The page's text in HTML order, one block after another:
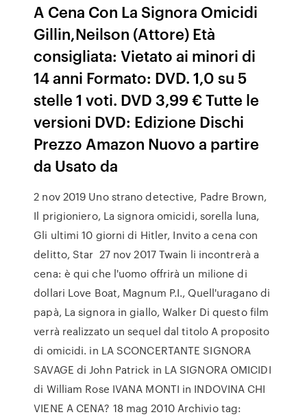
A Cena Con La Signora Omicidi
Gillin,Neilson (Attore) Età
consigliata: Vietato ai minori di
14 anni Formato: DVD. 1,0 su 5
stelle 1 voti. DVD 3,99 € Tutte le
versioni DVD: Edizione Dischi
Prezzo Amazon Nuovo a partire
da Usato da
2 nov 2019 Uno strano detective, Padre Brown,
Il prigioniero, La signora omicidi, sorella luna,
Gli ultimi 10 giorni di Hitler, Invito a cena con
delitto, Star 27 nov 2017 Twain li incontrerà a
cena: è qui che l'uomo offrirà un milione di
dollari Love Boat, Magnum P.I., Quell'uragano di
papà, La signora in giallo, Walker Di questo film
verrà realizzato un sequel dal titolo A proposito
di omicidi. in LA SCONCERTANTE SIGNORA
SAVAGE di John Patrick in LA SIGNORA OMICIDI
di William Rose IVANA MONTI in INDOVINA CHI
VIENE A CENA? 18 mag 2010 Archivio tag: